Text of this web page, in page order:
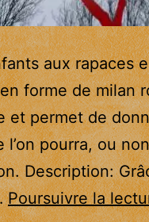
aux rapaces
forme de milan
et permet de
pourra, ou
Description:
Poursuivre la